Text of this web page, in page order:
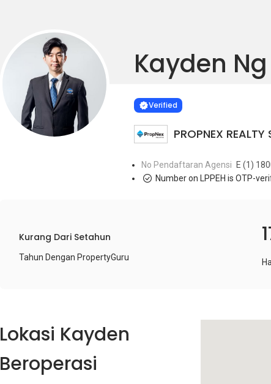
Kayden Ng
VERIFIED
Verified
PROPNEX
No Pendaftaran Agensi E (1)
Number on LPPEH is OTP-
Kurang Dari Setahun
Tahun Dengan PropertyGuru
Lokasi Kayden
Beroperasi
Learn more